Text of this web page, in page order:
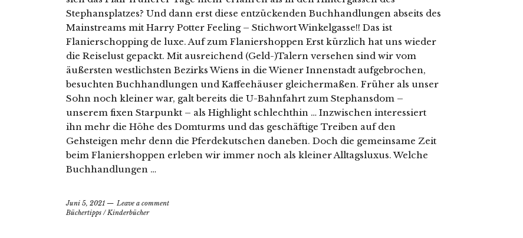
Stephansplatzes? Und dann erst diese entzückenden Buchhandlungen abseits des
Mainstreams mit Harry Potter Feeling – Stichwort Winkelgasse!! Das ist
Flanierschopping de luxe. Auf zum Flaniershoppen Erst kürzlich hat uns wieder
die Reiselust gepackt. Mit ausreichend (Geld-)Talern versehen sind wir vom
äußersten westlichsten Bezirks Wiens in die Wiener Innenstadt aufgebrochen,
besuchten Buchhandlungen und Kaffeehäuser gleichermaßen. Früher als unser
Sohn noch kleiner war, galt bereits die U-Bahnfahrt zum Stephansdom –
unserem fixen Starpunkt – als Highlight schlechthin … Inzwischen interessiert
ihn mehr die Höhe des Domturms und das geschäftige Treiben auf den
Gehsteigen mehr denn die Pferdekutschen daneben. Doch die gemeinsame Zeit
beim Flaniershoppen erleben wir immer noch als kleiner Alltagsluxus. Welche
Buchhandlungen …
Juni 5, 2021
Leave a comment
Büchertipps / Kinderbücher